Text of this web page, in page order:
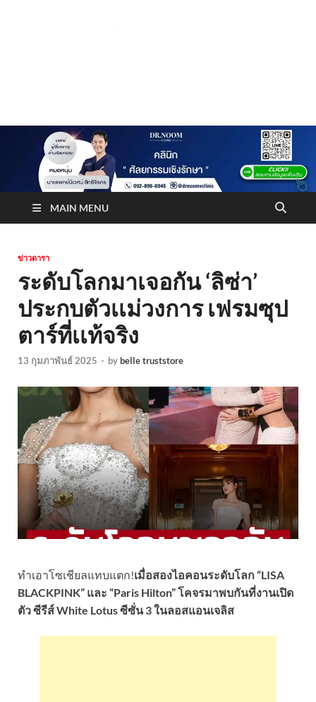
Truststoreonline
MAIN MENU
ข่าวดารา
ระดับโลกมาเจอกัน ‘ลิซ่า’
ประกบตัวเเม่วงการ เฟรมซุป
ตาร์ที่เเท้จริง
13 กุมภาพันธ์ 2025 - bybelle truststore
ทำเอาโซเชียลแทบแตก!เมื่อสองไอคอนระดับโลก “LISA
BLACKPINK” และ “Paris Hilton” โคจรมาพบกันที่งานเปิด
ตัว ซีรีส์ White Lotus ซีซั่น 3 ในลอสแอนเจลิส